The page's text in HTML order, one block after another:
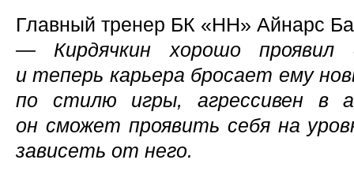
Главный тренер БК «НН» Айнарс
— Кирдячкин хорошо проявил
и теперь карьера бросает ему
по стилю игры, агрессивен в
он сможет проявить себя на
зависеть от него.